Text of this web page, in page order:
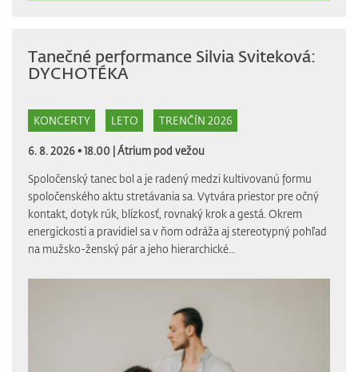
Tanečné performance Silvia Sviteková:
DYCHOTÉKA
KONCERTY LETO TRENČÍN 2026
6. 8. 2026 • 18.00 |Átrium pod vežou
Spoločenský tanec bol a je radený medzi kultivovanú formu
spoločenského aktu stretávania sa. Vytvára priestor pre očný
kontakt, dotyk rúk, blízkosť, rovnaký krok a gestá. Okrem
energickosti a pravidiel sa v ňom odráža aj stereotypný pohľad
na mužsko-ženský pár a jeho hierarchické...